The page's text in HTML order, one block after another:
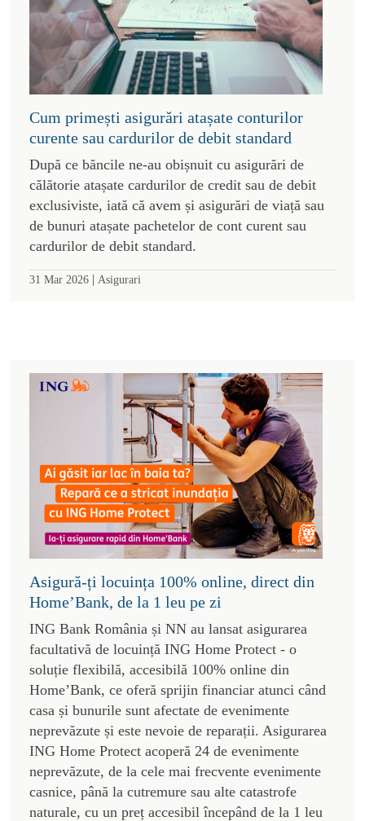
Cum primești asigurări atașate conturilor
curente sau cardurilor de debit standard
După ce băncile ne-au obișnuit cu asigurări de
călătorie atașate cardurilor de credit sau de debit
exclusiviste, iată că avem și asigurări de viață sau
de bunuri atașate pachetelor de cont curent sau
cardurilor de debit standard.
31 Mar 2026 | Asigurari
Asigură-ți locuința 100% online, direct din
Home’Bank, de la 1 leu pe zi
ING Bank România și NN au lansat asigurarea
facultativă de locuință ING Home Protect - o
soluție flexibilă, accesibilă 100% online din
Home’Bank, ce oferă sprijin financiar atunci când
casa și bunurile sunt afectate de evenimente
neprevăzute și este nevoie de reparații. Asigurarea
ING Home Protect acoperă 24 de evenimente
neprevăzute, de la cele mai frecvente evenimente
casnice, până la cutremure sau alte catastrofe
naturale, cu un preț accesibil începând de la 1 leu